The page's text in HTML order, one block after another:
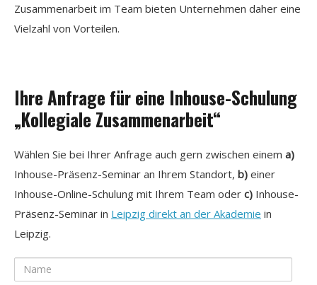
Zusammenarbeit im Team bieten Unternehmen daher eine
Vielzahl von Vorteilen.
Ihre Anfrage für eine Inhouse-Schulung
„Kollegiale Zusammenarbeit“
Wählen Sie bei Ihrer Anfrage auch gern zwischen einem a)
Inhouse-Präsenz-Seminar an Ihrem Standort, b) einer
Inhouse-Online-Schulung mit Ihrem Team oder c) Inhouse-
Präsenz-Seminar in Leipzig direkt an der Akademie in
Leipzig.
Name